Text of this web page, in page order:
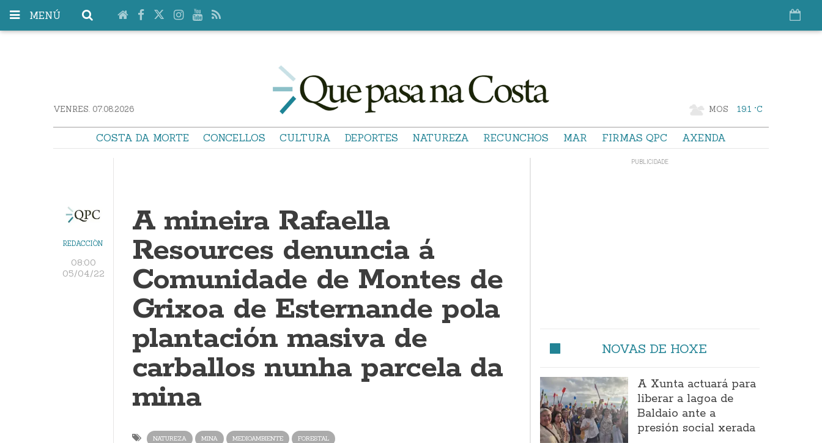
MENÚ
VENRES. 07.08.2026 MOS 19.1 °C
COSTA DA MORTE CONCELLOS CULTURA DEPORTES NATUREZA RECUNCHOS MAR FIRMAS QPC AXENDA
REDACCIÓN
08:00
05/04/22
A mineira Rafaella
Resources denuncia á
Comunidade de Montes de
Grixoa de Esternande pola
plantación masiva de
carballos nunha parcela da
mina
NATUREZA MINA MEDIOAMBIENTE FORESTAL
NOVAS DE HOXE
A Xunta actuará para
liberar a lagoa de
Baldaio ante a
presión social xerada